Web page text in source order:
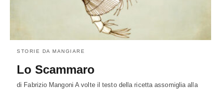
STORIE DA MANGIARE
Lo Scammaro
di Fabrizio Mangoni A volte il testo della ricetta assomiglia alla